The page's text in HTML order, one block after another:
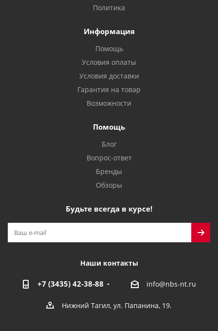
Политика
Информация
Помощь
Условия оплаты
Условия доставки
Гарантия на товар
Возможности
Помощь
Блог
Вопрос-ответ
Бренды
Обзоры
Будьте всегда в курсе!
Наши контакты
+7 (3435) 42-38-88 info@nbs-nt.ru
Нижний Тагил, ул. Папанина, 19.